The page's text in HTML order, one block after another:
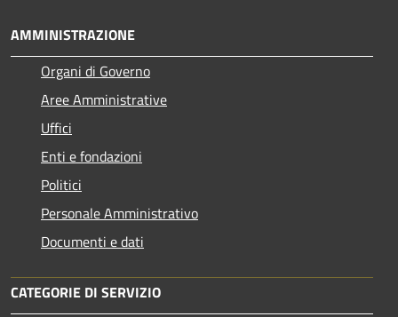
AMMINISTRAZIONE
Organi di Governo
Aree Amministrative
Uffici
Enti e fondazioni
Politici
Personale Amministrativo
Documenti e dati
CATEGORIE DI SERVIZIO